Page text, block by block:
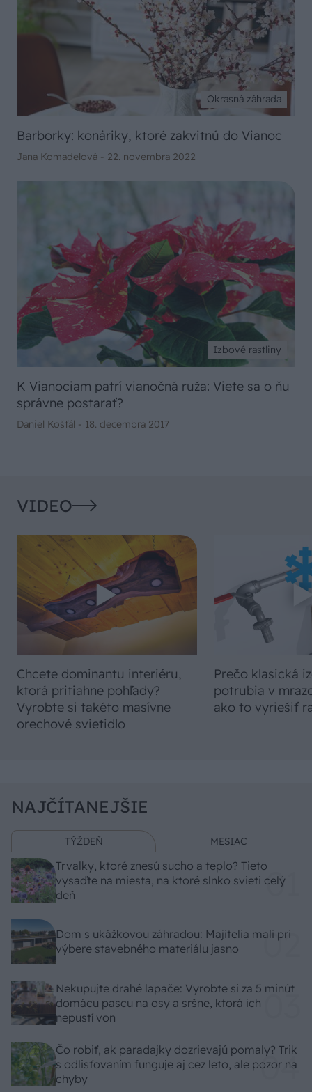
Okrasná záhrada
Barborky: konáriky, ktoré zakvitnú do Vianoc
Jana Komadelová - 22. novembra 2022
Izbové rastliny
K Vianociam patrí vianočná ruža: Viete sa o ňu
správne postarať?
Daniel Košťál - 18. decembra 2017
VIDEO
Chcete dominantu interiéru,
ktorá pritiahne pohľady?
Vyrobte si takéto masívne
orechové svietidlo
Prečo klasická
potrubia v
ako to vyriešiť
NAJČÍTANEJŠIE
TÝŽDEŇ MESIAC
Trvalky, ktoré znesú sucho a teplo? Tieto
vysaďte na miesta, na ktoré slnko svieti celý
deň
Dom s ukážkovou záhradou: Majitelia mali pri
výbere stavebného materiálu jasno
Nekupujte drahé lapače: Vyrobte si za 5 minút
domácu pascu na osy a sršne, ktorá ich
nepustí von
Čo robiť, ak paradajky dozrievajú pomaly? Trik
s odlisťovaním funguje aj cez leto, ale pozor na
chyby